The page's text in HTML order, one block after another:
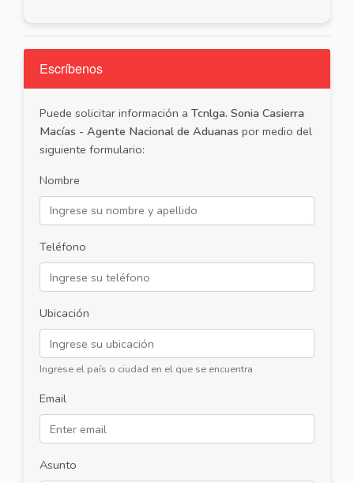
Escríbenos
Puede solicitar información a Tcnlga. Sonia Casierra
Macías - Agente Nacional de Aduanas por medio del
siguiente formulario:
Nombre
Teléfono
Ubicación
Ingrese el país o ciudad en el que se encuentra
Email
Asunto